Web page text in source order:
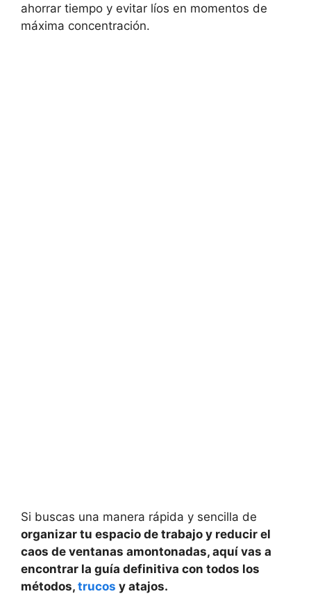
ahorrar tiempo y evitar líos en momentos de
máxima concentración.
Si buscas una manera rápida y sencilla de
organizar tu espacio de trabajo y reducir el
caos de ventanas amontonadas, aquí vas a
encontrar la guía definitiva con todos los
métodos, trucos y atajos.